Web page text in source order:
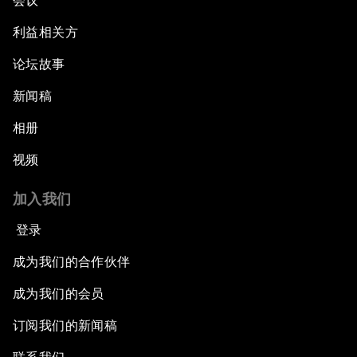
利益相关方
论坛故事
新闻稿
相册
视频
加入我们
登录
成为我们的合作伙伴
成为我们的会员
订阅我们的新闻稿